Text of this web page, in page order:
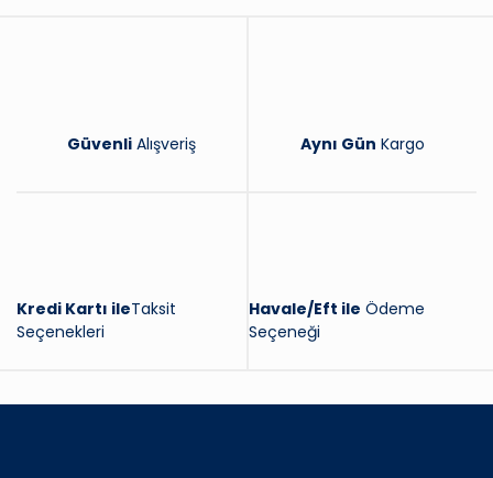
Güvenli Alışveriş Aynı Gün Kargo
Kredi Kartı ileTaksit
Seçenekleri
Havale/Eft ile Ödeme
Seçeneği